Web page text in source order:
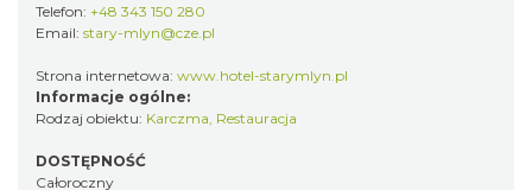
Telefon: +48 343 150 280
Email: stary-mlyn@cze.pl
Strona internetowa: www.hotel-starymlyn.pl
Informacje ogólne:
Rodzaj obiektu: Karczma, Restauracja
DOSTĘPNOŚĆ
Całoroczny